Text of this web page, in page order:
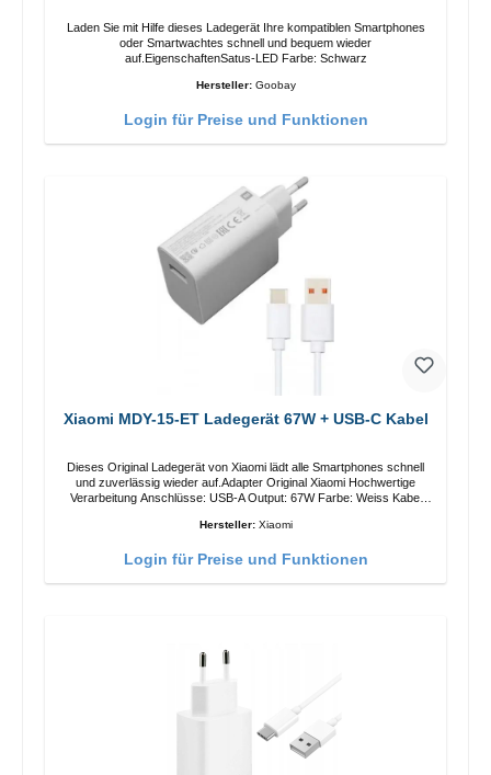
Laden Sie mit Hilfe dieses Ladegerät Ihre kompatiblen Smartphones
oder Smartwachtes schnell und bequem wieder
auf.EigenschaftenSatus-LED Farbe: Schwarz
Hersteller: Goobay
Login für Preise und Funktionen
Xiaomi MDY-15-ET Ladegerät 67W + USB-C Kabel
Dieses Original Ladegerät von Xiaomi lädt alle Smartphones schnell
und zuverlässig wieder auf.Adapter Original Xiaomi Hochwertige
Verarbeitung Anschlüsse: USB-A Output: 67W Farbe: Weiss Kabel
Hersteller: Xiaomi
Login für Preise und Funktionen